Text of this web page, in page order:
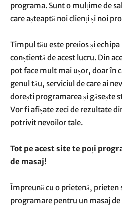
programa. Sunt o mulțime de
care așteaptă noi clienți și noi
Timpul tău este prețios și
conștientă de acest lucru. Din
pot face mult mai ușor, doar în
genul tău, serviciul de care ai
dorești programarea și găsește
Vor fi afișate zeci de rezultate
potrivit nevoilor tale.
Tot pe acest site te poți
de masaj!
Împreună cu o prietenă, prieten
programare pentru un masaj